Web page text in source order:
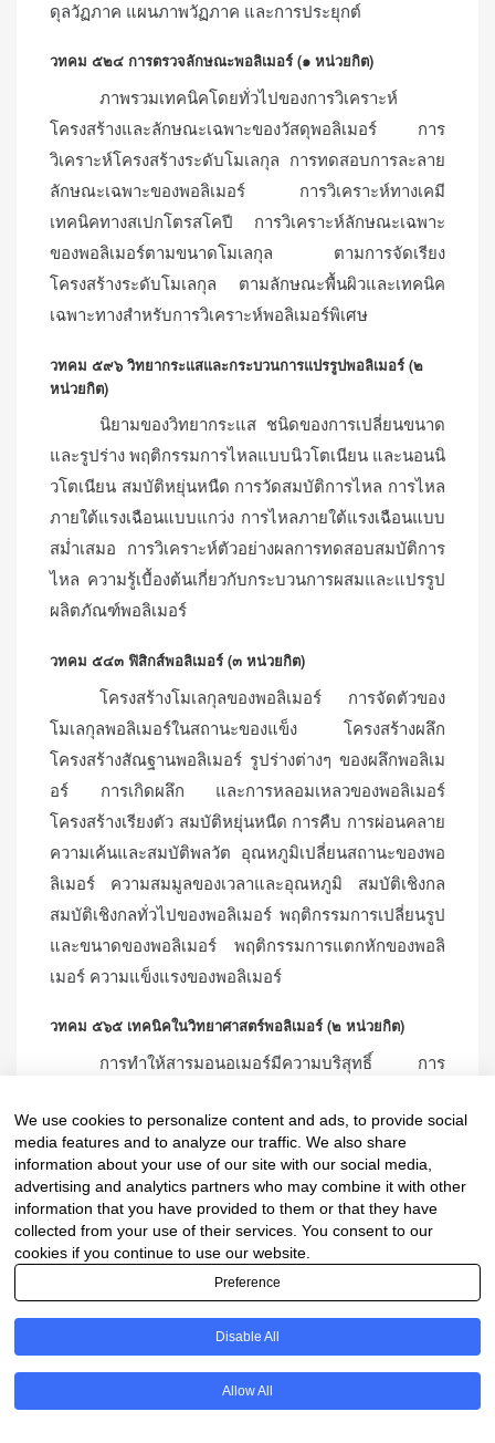
ดุลวัฏภาค แผนภาพวัฏภาค และการประยุกต์
วทคม ๕๒๔ การตรวจลักษณะพอลิเมอร์ (๑ หน่วยกิต)
ภาพรวมเทคนิคโดยทั่วไปของการวิเคราะห์
โครงสร้างและลักษณะเฉพาะของวัสดุพอลิเมอร์ การ
วิเคราะห์โครงสร้างระดับโมเลกุล การทดสอบการละลาย
ลักษณะเฉพาะของพอลิเมอร์ การวิเคราะห์ทางเคมี
เทคนิคทางสเปกโตรสโคปี การวิเคราะห์ลักษณะเฉพาะ
ของพอลิเมอร์ตามขนาดโมเลกุล ตามการจัดเรียง
โครงสร้างระดับโมเลกุล ตามลักษณะพื้นผิวและเทคนิค
เฉพาะทางสำหรับการวิเคราะห์พอลิเมอร์พิเศษ
วทคม ๕๙๖ วิทยากระแสและกระบวนการแปรรูปพอลิเมอร์ (๒
หน่วยกิต)
นิยามของวิทยากระแส ชนิดของการเปลี่ยนขนาด
และรูปร่าง พฤติกรรมการไหลแบบนิวโตเนียน และนอนนิ
วโตเนียน สมบัติหยุ่นหนืด การวัดสมบัติการไหล การไหล
ภายใต้แรงเฉือนแบบแกว่ง การไหลภายใต้แรงเฉือนแบบ
สม่ำเสมอ การวิเคราะห์ตัวอย่างผลการทดสอบสมบัติการ
ไหล ความรู้เบื้องต้นเกี่ยวกับกระบวนการผสมและแปรรูป
ผลิตภัณฑ์พอลิเมอร์
วทคม ๕๔๓ ฟิสิกส์พอลิเมอร์ (๓ หน่วยกิต)
โครงสร้างโมเลกุลของพอลิเมอร์ การจัดตัวของ
โมเลกุลพอลิเมอร์ในสถานะของแข็ง โครงสร้างผลึก
โครงสร้างสัณฐานพอลิเมอร์ รูปร่างต่างๆ ของผลึกพอลิเม
อร์ การเกิดผลึก และการหลอมเหลวของพอลิเมอร์
โครงสร้างเรียงตัว สมบัติหยุ่นหนืด การคืบ การผ่อนคลาย
ความเค้นและสมบัติพลวัต อุณหภูมิเปลี่ยนสถานะของพอ
ลิเมอร์ ความสมมูลของเวลาและอุณหภูมิ สมบัติเชิงกล
สมบัติเชิงกลทั่วไปของพอลิเมอร์ พฤติกรรมการเปลี่ยนรูป
และขนาดของพอลิเมอร์ พฤติกรรมการแตกหักของพอลิ
เมอร์ ความแข็งแรงของพอลิเมอร์
วทคม ๕๖๕ เทคนิคในวิทยาศาสตร์พอลิเมอร์ (๒ หน่วยกิต)
การทำให้สารมอนอเมอร์มีความบริสุทธิ์ การ
กระบวนการแบบบัลค์และแบบอิมัลชัน การหาน้ำหนัก
โมเลกุลของพอลิเมอร์ด้วยเครื่องเจลเพอร์มิเอชันโครมา
โทรกราฟี การวิเคราะห์ปัจจัยทางความร้อนที่มีผลต่อสาร
พอลิเมอร์โดยใช้เครื่องเทอร์มอลกราวิเมตริกแอนนาไล
ซิส และเครื่องดิฟเฟอเรนเชียลสแกนนิงแคลอรีมิเตอร์
การพิสูจน์เอกลักษณ์ของพอลิเมอร์ด้วยเครื่องฟูเรียทรานส
ลิเมอร์โดยใช้เทคนิคอะตอมมิกฟอร์ซไมโครสโคปี การ
ทดสอบสมบัติเชิงกลของสารพอลิเมอร์ด้วยเทคนิคนาโน
We use cookies to personalize content and ads, to provide social
media features and to analyze our traffic. We also share
information about your use of our site with our social media,
advertising and analytics partners who may combine it with other
information that you have provided to them or that they have
collected from your use of their services. You consent to our
cookies if you continue to use our website.
Preference
Disable All
Allow All